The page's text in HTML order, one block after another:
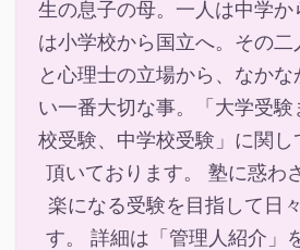
生の息子の母。一人は中学か
は小学校から国立へ。その
と心理士の立場から、なか
い一番大切な事。「大学受
校受験、中学校受験」に関し
頂いております。 塾に惑わ
楽になる受験を目指して日
す。 詳細は「管理人紹介」